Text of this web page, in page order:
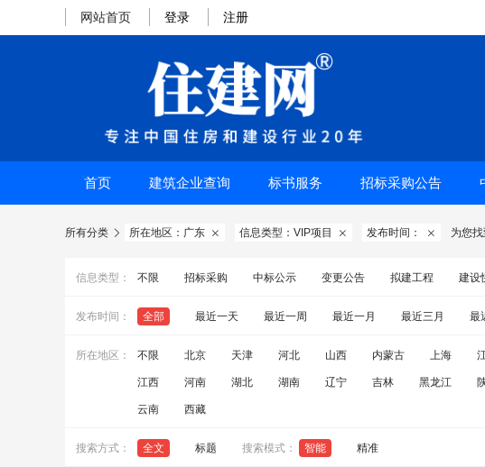
网站首页 登录 注册
首页 建筑企业查询 标书服务 招标采购公告
所有分类  所在地区：广东  信息类型：VIP项目  发布时间：  为您找
信息类型： 不限 招标采购 中标公示 变更公告 拟建工程 建设
发布时间： 全部 最近一天 最近一周 最近一月 最近三月 最
所在地区： 不限 北京 天津 河北 山西 内蒙古 上海
江西 河南 湖北 湖南 辽宁 吉林 黑龙江
云南 西藏
搜索方式： 全文 标题 搜索模式： 智能 精准